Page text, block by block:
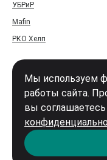
УБРиР
Mafin
РКО Хелп
Мы используем
работы сайта.
вы